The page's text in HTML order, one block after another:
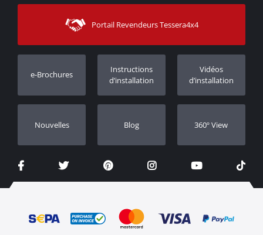
Sitemap
Moyens d’expédition
Contacter
Assistance aux clients
Suivi des commandes
Concessionnaires
Portail Revendeurs Tessera4x4
e-Brochures
Instructions
d’installation
Vidéos
d’installation
Nouvelles Blog 360º View